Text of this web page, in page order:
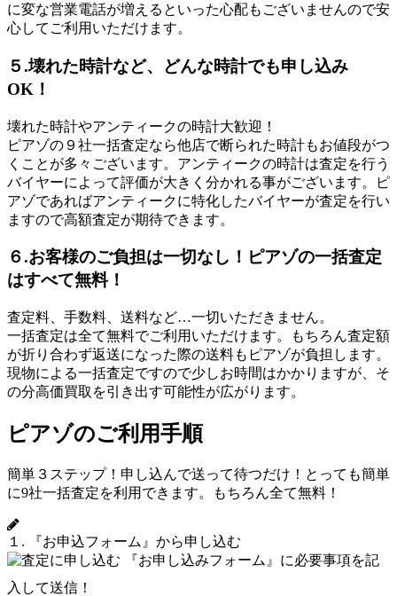
に変な営業電話が増えるといった心配もございませんので安
心してご利用いただけます。
５.壊れた時計など、どんな時計でも申し込み
OK！
壊れた時計やアンティークの時計大歓迎！
ピアゾの９社一括査定なら他店で断られた時計もお値段がつ
くことが多々ございます。アンティークの時計は査定を行う
バイヤーによって評価が大きく分かれる事がございます。ピ
アゾであればアンティークに特化したバイヤーが査定を行い
ますので高額査定が期待できます。
６.お客様のご負担は一切なし！ピアゾの一括査定
はすべて無料！
査定料、手数料、送料など…一切いただきません。
一括査定は全て無料でご利用いただけます。もちろん査定額
が折り合わず返送になった際の送料もピアゾが負担します。
現物による一括査定ですので少しお時間はかかりますが、そ
の分高価買取を引き出す可能性が広がります。
ピアゾのご利用手順
簡単３ステップ！申し込んで送って待つだけ！とっても簡単
に9社一括査定を利用できます。もちろん全て無料！
１. 『お申込フォーム』から申し込む
『お申し込みフォーム』に必要事項を記
入して送信！